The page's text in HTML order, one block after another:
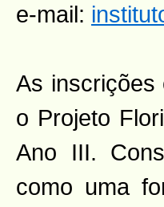
e-mail:
As inscrições
o Projeto
Ano III.
como uma